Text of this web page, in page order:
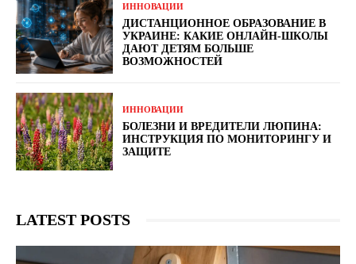
ИННОВАЦИИ
ДИСТАНЦИОННОЕ ОБРАЗОВАНИЕ В
УКРАИНЕ: КАКИЕ ОНЛАЙН-ШКОЛЫ
ДАЮТ ДЕТЯМ БОЛЬШЕ
ВОЗМОЖНОСТЕЙ
ИННОВАЦИИ
БОЛЕЗНИ И ВРЕДИТЕЛИ ЛЮПИНА:
ИНСТРУКЦИЯ ПО МОНИТОРИНГУ И
ЗАЩИТЕ
LATEST POSTS